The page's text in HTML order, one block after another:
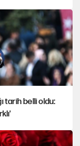
tarih belli oldu: